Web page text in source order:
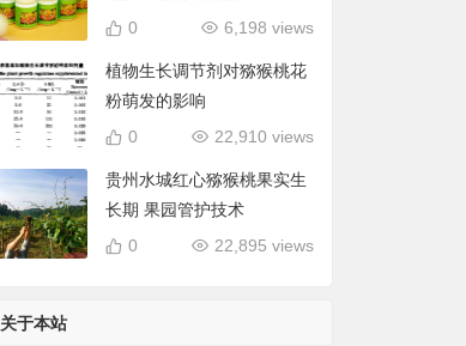
6,198 views
0
植物生长调节剂对猕猴桃花
粉萌发的影响
22,910 views
0
贵州水城红心猕猴桃果实生
长期 果园管护技术
22,895 views
0
关于本站